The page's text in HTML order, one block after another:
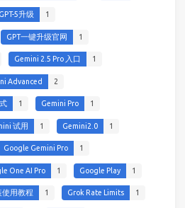
GPT-5升级 1
GPT一键升级官网 1
Gemini 2.5 Pro 入口 1
Advanced 2
1 Gemini Pro 1
试用 1 Gemini2.0 1
Google Gemini Pro 1
One AI Pro 1 Google Play 1
使用教程 1 Grok Rate Limits 1